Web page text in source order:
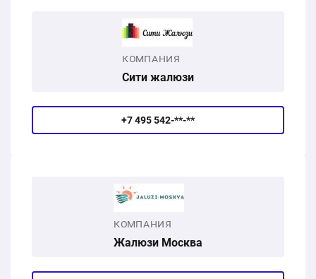
КОМПАНИЯ
Сити жалюзи
+7 495 542-**-**
КОМПАНИЯ
Жалюзи Москва